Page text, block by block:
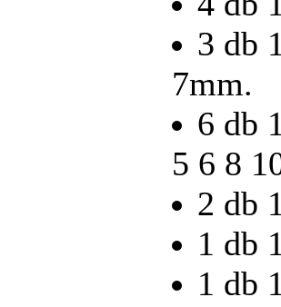
3 db
7mm.
6 db
5 6 8
2 db
1 db
1 db